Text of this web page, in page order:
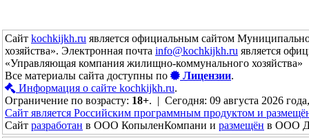
Сайт kochkijkh.ru является официальным сайтом
хозяйства». Электронная почта info@kochkijkh.ru является
«Управляющая компания жилищно-коммунального хозяйства»
Все материалы сайта доступны по
Лицензии.
Информация о сайте kochkijkh.ru.
Ограничение по возрасту: 18+. | Сегодня: 09 августа 2026
Сайт является Российским программным продуктом и
Сайт разработан в ООО КопыленКомпани и размещён в ООО